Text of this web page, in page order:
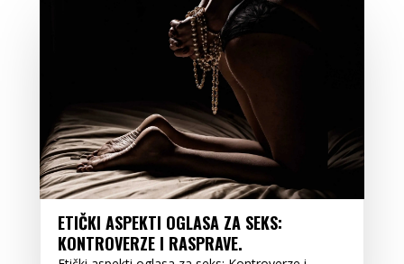
ETIČKI ASPEKTI OGLASA ZA SEKS:
KONTROVERZE I RASPRAVE.